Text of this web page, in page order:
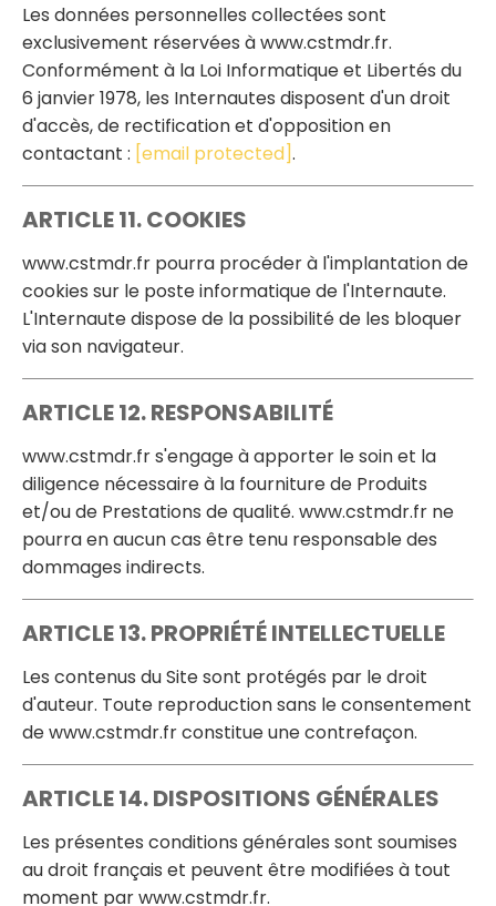
Les données personnelles collectées sont
exclusivement réservées à www.cstmdr.fr.
Conformément à la Loi Informatique et Libertés du
6 janvier 1978, les Internautes disposent d'un droit
d'accès, de rectification et d'opposition en
contactant : [email protected].
ARTICLE 11. COOKIES
www.cstmdr.fr pourra procéder à l'implantation de
cookies sur le poste informatique de l'Internaute.
L'Internaute dispose de la possibilité de les bloquer
via son navigateur.
ARTICLE 12. RESPONSABILITÉ
www.cstmdr.fr s'engage à apporter le soin et la
diligence nécessaire à la fourniture de Produits
et/ou de Prestations de qualité. www.cstmdr.fr ne
pourra en aucun cas être tenu responsable des
dommages indirects.
ARTICLE 13. PROPRIÉTÉ INTELLECTUELLE
Les contenus du Site sont protégés par le droit
d'auteur. Toute reproduction sans le consentement
de www.cstmdr.fr constitue une contrefaçon.
ARTICLE 14. DISPOSITIONS GÉNÉRALES
Les présentes conditions générales sont soumises
au droit français et peuvent être modifiées à tout
moment par www.cstmdr.fr.